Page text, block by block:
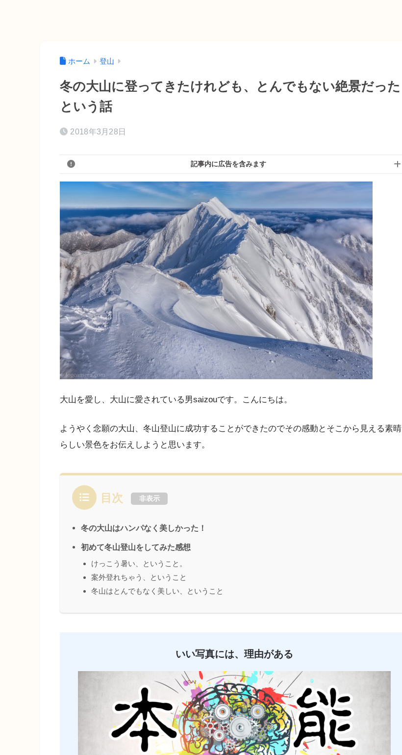
ホーム 登山
冬の大山に登ってきたけれども、とんでもない絶景だった
という話
2018年3月28日
記事内に広告を含みます
大山を愛し、大山に愛されている男saizouです。こんにちは。
ようやく念願の大山、冬山登山に成功することができたのでその感動とそこから見える素晴
らしい景色をお伝えしようと思います。
目次 非表示
冬の大山はハンパなく美しかった！
初めて冬山登山をしてみた感想
けっこう暑い、ということ。
案外登れちゃう、ということ
冬山はとんでもなく美しい、ということ
いい写真には、理由がある